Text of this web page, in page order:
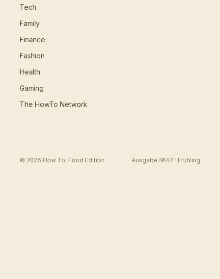
Tech
Family
Finance
Fashion
Health
Gaming
The HowTo Network
© 2026 How To: Food Edition Ausgabe №47 · Frühling